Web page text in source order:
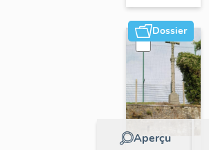
Dossier
Aperçu